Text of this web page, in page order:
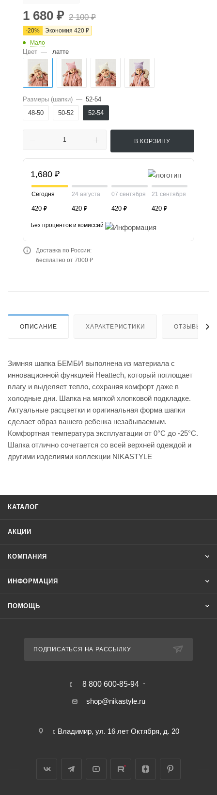
1 680 ₽ 2 100₽
-20% Экономия 420 ₽
Мало
Цвет — латте
Размеры (шапки) — 52-54
48-50
50-52 52-54
В КОРЗИНУ
1,680 ₽
Сегодня
420 ₽
24 августа
420 ₽
07 сентября
420 ₽
21 сентября
420 ₽
Без процентов и комиссий
Доставка по России:
бесплатно от 7000 ₽
ОПИСАНИЕ ХАРАКТЕРИСТИКИ ОТЗЫВЫ
Зимняя шапка БЕМБИ выполнена из материала с
инновационной функцией Heattech, который поглощает
влагу и выделяет тепло, сохраняя комфорт даже в
холодные дни. Шапка на мягкой хлопковой подкладке.
Актуальные расцветки и оригинальная форма шапки
сделает образ вашего ребенка незабываемым.
Комфортная температура эксплуатации от 0°С до -25°С.
Шапка отлично сочетается со всей верхней одеждой и
другими изделиями коллекции NIKASTYLE
КАТАЛОГ
АКЦИИ
КОМПАНИЯ
ИНФОРМАЦИЯ
ПОМОЩЬ
ПОДПИСАТЬСЯ НА РАССЫЛКУ
8 800 600-85-94
shop@nikastyle.ru
г. Владимир, ул. 16 лет Октября, д. 20